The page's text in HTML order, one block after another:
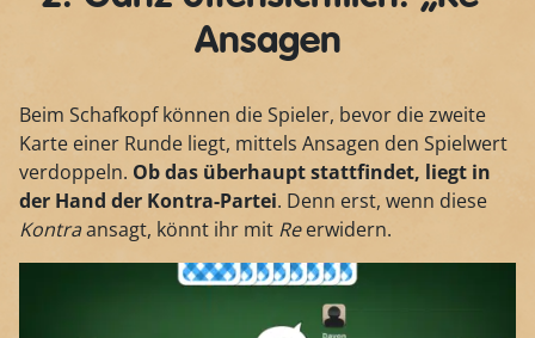
Ansagen
Beim Schafkopf können die Spieler, bevor die zweite
Karte einer Runde liegt, mittels Ansagen den Spielwert
verdoppeln. Ob das überhaupt stattfindet, liegt in
der Hand der Kontra-Partei. Denn erst, wenn diese
Kontraansagt, könnt ihr mit Reerwidern.